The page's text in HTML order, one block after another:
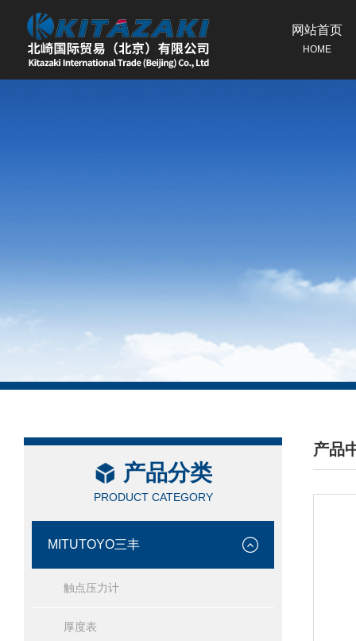
网站首页
HOME
产品分类
PRODUCT CATEGORY
MITUTOYO三丰
触点压力计
厚度表
产品
/